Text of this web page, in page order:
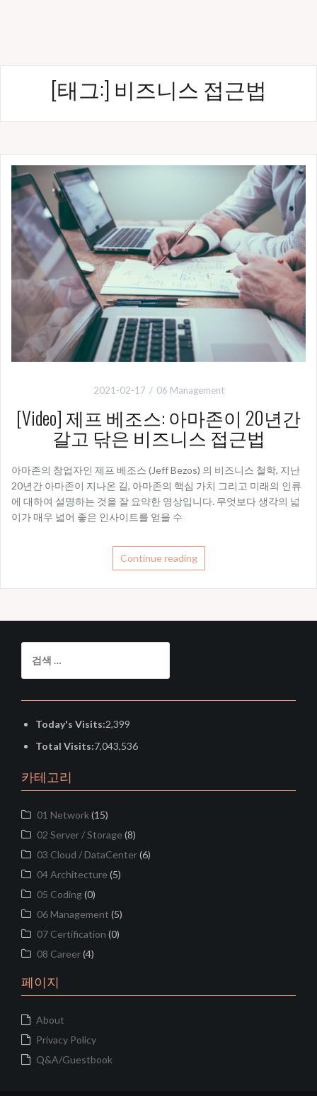
[태그:] 비즈니스 접근법
2021-02-17 06 Management
[Video] 제프 베조스: 아마존이 20년간
갈고 닦은 비즈니스 접근법
아마존의 창업자인 제프 베조스 (Jeff Bezos) 의 비즈니스 철학, 지난
20년간 아마존이 지나온 길, 아마존의 핵심 가치 그리고 미래의 인류
에 대하여 설명하는 것을 잘 요약한 영상입니다. 무엇보다 생각의 넓
이가 매우 넓어 좋은 인사이트를 얻을 수
Continue reading
색:
Today's Visits:2,399
Total Visits:7,043,536
카테고리
01 Network (15)
02 Server / Storage (8)
03 Cloud / DataCenter(6)
04 Architecture (5)
05 Coding(0)
06 Management (5)
07 Certification (0)
08 Career(4)
페이지
About
Privacy Policy
Q&A/Guestbook